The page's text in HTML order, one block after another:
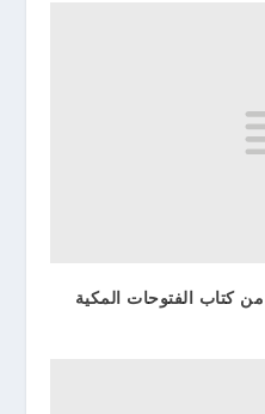
كتاب الفتوحات المكية